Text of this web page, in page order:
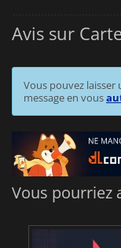
Avis sur
Vous pouvez
message en vous
Vous pourriez